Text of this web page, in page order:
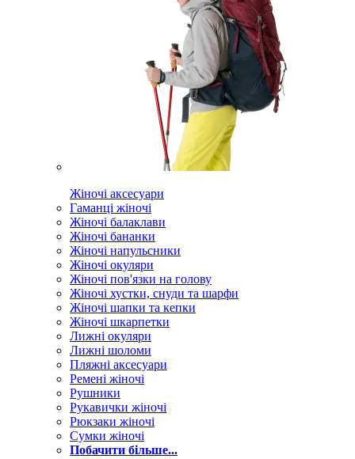
Жіночі аксесуари
Гаманці жіночі
Жіночі балаклави
Жіночі бананки
Жіночі напульсники
Жіночі окуляри
Жіночі пов'язки на голову
Жіночі хустки, снуди та шарфи
Жіночі шапки та кепки
Жіночі шкарпетки
Лижні окуляри
Лижні шоломи
Пляжні аксесуари
Ремені жіночі
Рушники
Рукавички жіночі
Рюкзаки жіночі
Сумки жіночі
Побачити більше...